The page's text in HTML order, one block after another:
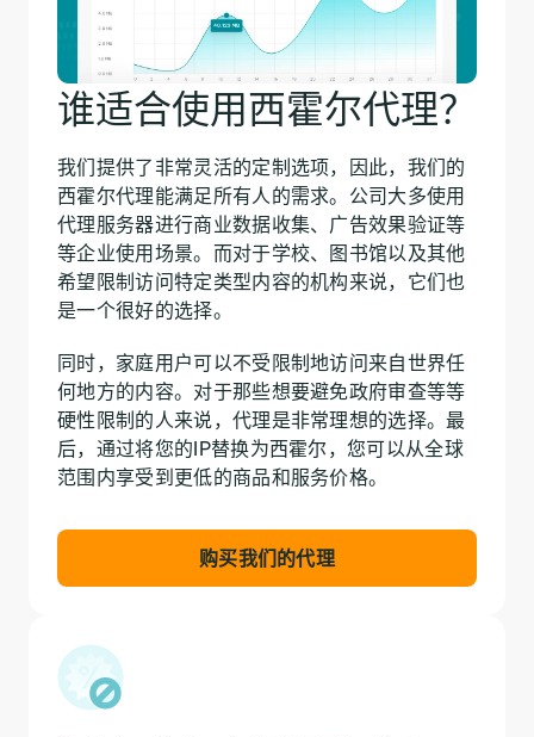
谁适合使用西霍尔代理？
我们提供了非常灵活的定制选项，因此，我们的
西霍尔代理能满足所有人的需求。公司大多使用
代理服务器进行商业数据收集、广告效果验证等
等企业使用场景。而对于学校、图书馆以及其他
希望限制访问特定类型内容的机构来说，它们也
是一个很好的选择。
同时，家庭用户可以不受限制地访问来自世界任
何地方的内容。对于那些想要避免政府审查等等
硬性限制的人来说，代理是非常理想的选择。最
后，通过将您的IP替换为西霍尔，您可以从全球
范围内享受到更低的商品和服务价格。
购买我们的代理